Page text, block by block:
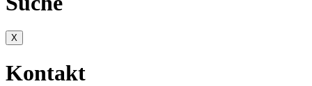
X
Kontakt